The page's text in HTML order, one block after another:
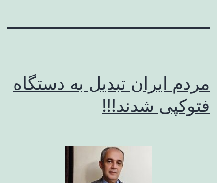
مردم ایران تبدیل به دستگاه
فتوکپی شدند!!!